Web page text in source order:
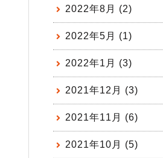
2022年8月 (2)
2022年5月 (1)
2022年1月 (3)
2021年12月 (3)
2021年11月 (6)
2021年10月 (5)